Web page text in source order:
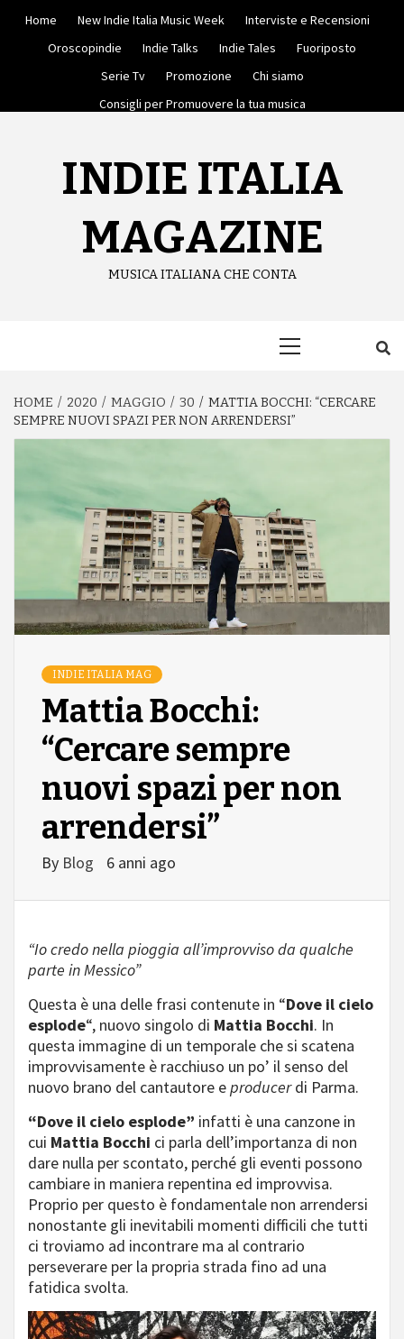
content
Home New Indie Italia Music Week
Interviste e Recensioni
Oroscopindie
Indie Talks Indie Tales
Fuoriposto
Serie Tv
Promozione
Chi siamo
Consigli per Promuovere la tua musica
INDIE ITALIA
MAGAZINE
MUSICA ITALIANA CHE CONTA
HOME 2020 MAGGIO 30
MATTIA BOCCHI: “CERCARE
SEMPRE NUOVI SPAZI PER NON ARRENDERSI”
INDIE ITALIA MAG
Mattia Bocchi:
“Cercare sempre
nuovi spazi per non
arrendersi”
By Blog 6 anni ago
“Io credo nella pioggia all’improvviso da qualche
parte in Messico”
Questa è una delle frasi contenute in “Dove il cielo
esplode“, nuovo singolo di Mattia Bocchi. In
questa immagine di un temporale che si scatena
improvvisamente è racchiuso un po’ il senso del
nuovo brano del cantautore eproducerdi Parma.
“Dove il cielo esplode” infatti è una canzone in
cui Mattia Bocchi ci parla dell’importanza di non
dare nulla per scontato, perché gli eventi possono
cambiare in maniera repentina ed improvvisa.
Proprio per questo è fondamentale non arrendersi
nonostante gli inevitabili momenti difficili che tutti
ci troviamo ad incontrare ma al contrario
perseverare per la propria strada fino ad una
fatidica svolta.